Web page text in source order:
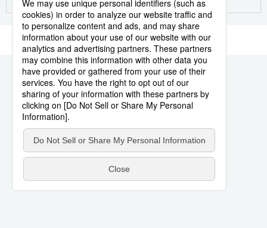
深度报道
视觉日本
新闻
话题
日本信息库
日本一瞥